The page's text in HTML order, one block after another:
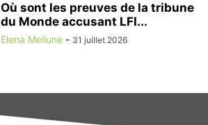
Où sont les preuves de la tribune
du Monde accusant LFI...
Elena Meilune - 31 juillet 2026